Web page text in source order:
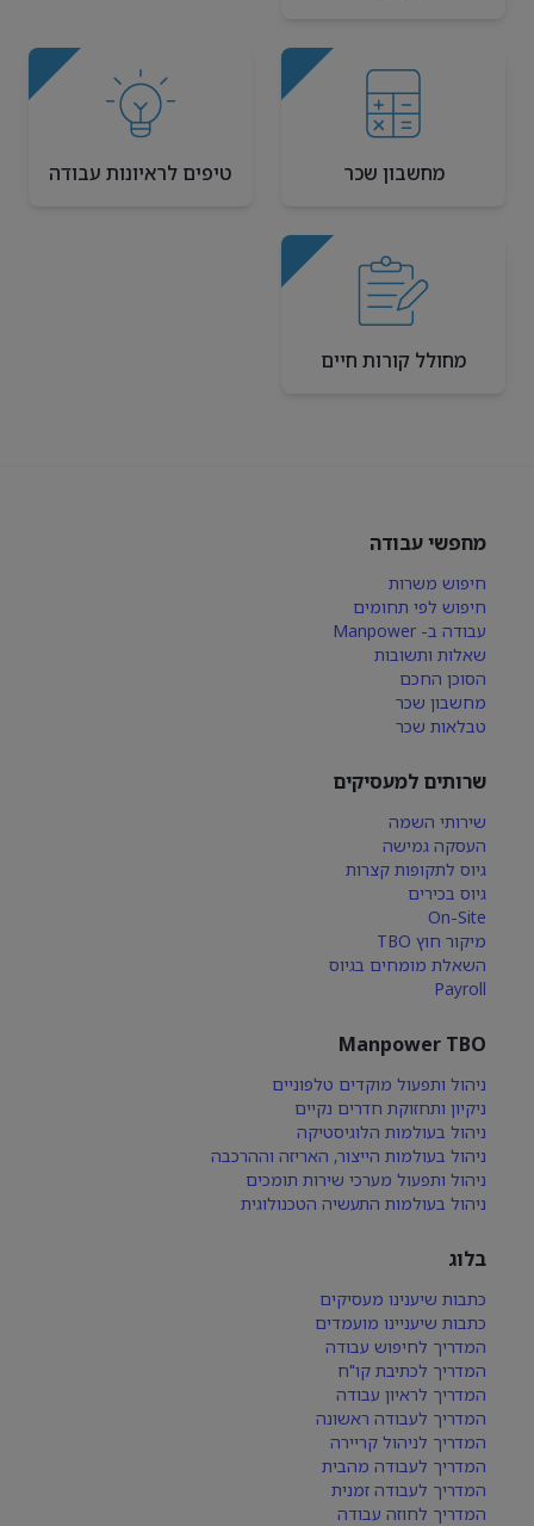
מחשבון שכר טיפים לראיונות עבודה
מחולל קורות חיים
מחפשי עבודה
חיפוש משרות
חיפוש לפי תחומים
עבודה ב- Manpower
שאלות ותשובות
הסוכן החכם
מחשבון שכר
טבלאות שכר
שרותים למעסיקים
שירותי השמה
העסקה גמישה
גיוס לתקופות קצרות
גיוס בכירים
On-Site
מיקור חוץ TBO
השאלת מומחים בגיוס
Payroll
Manpower TBO
ניהול ותפעול מוקדים טלפוניים
ניקיון ותחזוקת חדרים נקיים
ניהול בעולמות הלוגיסטיקה
ניהול בעולמות הייצור, האריזה וההרכבה
ניהול ותפעול מערכי שירות תומכים
ניהול בעולמות התעשיה הטכנולוגית
בלוג
כתבות שיענינו מעסיקים
כתבות שיעניינו מועמדים
המדריך לחיפוש עבודה
המדריך לכתיבת קו"ח
המדריך לראיון עבודה
המדריך לעבודה ראשונה
המדריך לניהול קריירה
המדריך לעבודה מהבית
המדריך לעבודה זמנית
המדריך לחוזה עבודה